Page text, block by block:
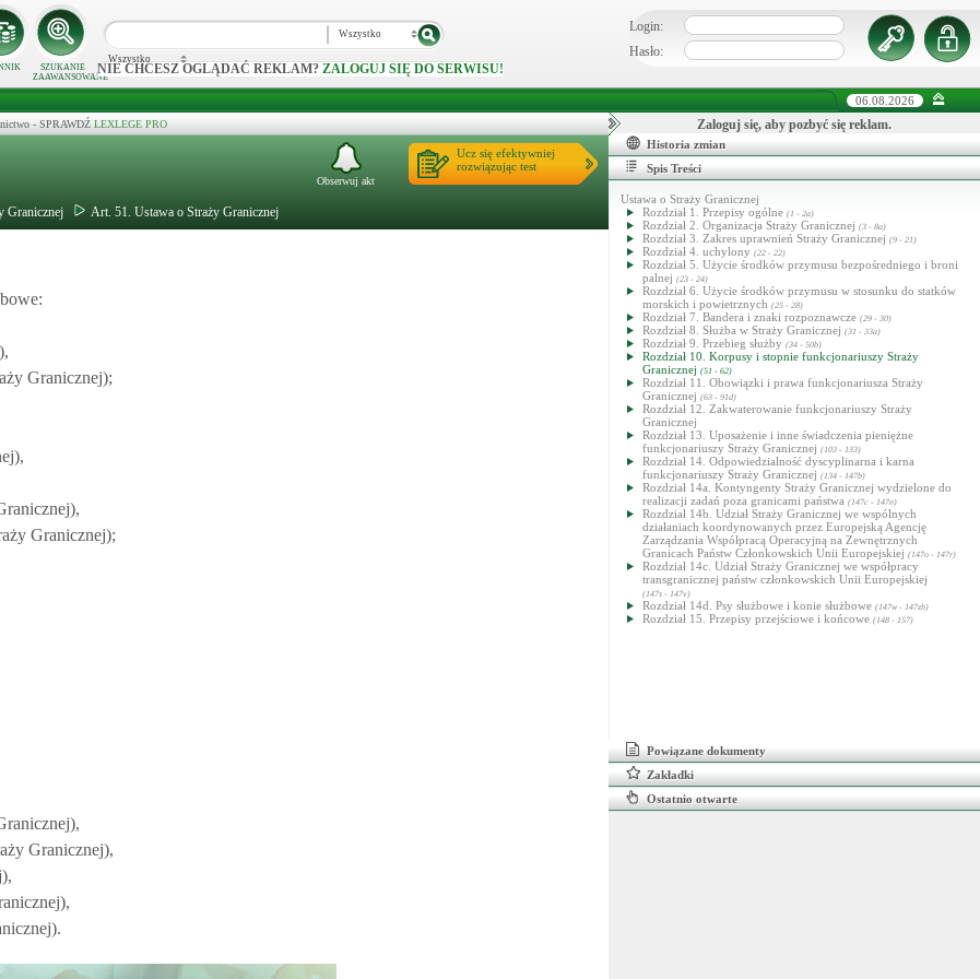
SZUKANIE
ZAAWANSOWANE
Wszystko
Wszystko
NIE CHCESZ OGLĄDAĆ REKLAM? ZALOGUJ SIĘ DO SERWISU!
Login:
Hasło:
06.08.2026
- SPRAWDŹ LEXLEGE PRO
Granicznej Art. 51. Ustawa o Straży Granicznej
Ucz się efektywniej
rozwiązując test
Obserwuj akt
Granicznej);
Granicznej);
Granicznej),
Zaloguj się, aby pozbyć się reklam.
Historia zmian
Spis Treści
Ustawa o Straży Granicznej
Rozdział 1. Przepisy ogólne (1 - 2a)
Rozdział 2. Organizacja Straży Granicznej (3 - 8a)
Rozdział 3. Zakres uprawnień Straży Granicznej (9 - 21)
Rozdział 4. uchylony (22 - 22)
Rozdział 5. Użycie środków przymusu bezpośredniego i broni
palnej (23 - 24)
Rozdział 6. Użycie środków przymusu w stosunku do statków
morskich i powietrznych (25 - 28)
Rozdział 7. Bandera i znaki rozpoznawcze (29 - 30)
Rozdział 8. Służba w Straży Granicznej (31 - 33a)
Rozdział 9. Przebieg służby (34 - 50b)
Rozdział 10. Korpusy i stopnie funkcjonariuszy Straży
Granicznej (51 - 62)
Rozdział 11. Obowiązki i prawa funkcjonariusza Straży
Granicznej (63 - 91d)
Rozdział 12. Zakwaterowanie funkcjonariuszy Straży
Granicznej
Rozdział 13. Uposażenie i inne świadczenia pieniężne
funkcjonariuszy Straży Granicznej (103 - 133)
Rozdział 14. Odpowiedzialność dyscyplinarna i karna
funkcjonariuszy Straży Granicznej (134 - 147b)
Rozdział 14a. Kontyngenty Straży Granicznej wydzielone do
realizacji zadań poza granicami państwa (147c - 147n)
Rozdział 14b. Udział Straży Granicznej we wspólnych
działaniach koordynowanych przez Europejską Agencję
Zarządzania Współpracą Operacyjną na Zewnętrznych
Granicach Państw Członkowskich Unii Europejskiej (147o - 147r)
Rozdział 14c. Udział Straży Granicznej we współpracy
transgranicznej państw członkowskich Unii Europejskiej
(147s - 147v)
Rozdział 14d. Psy służbowe i konie służbowe (147w - 147zh)
Rozdział 15. Przepisy przejściowe i końcowe (148 - 157)
Powiązane dokumenty
Zakładki
Ostatnio otwarte